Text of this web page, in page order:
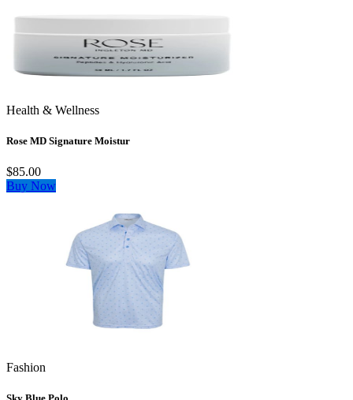
Health & Wellness
Rose MD Signature Moistur
$85.00
Buy Now
Fashion